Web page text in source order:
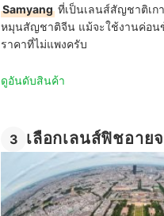
Samyang ที่เป็นเลนส์สัญชาติเก
หมุนสัญชาติจีน แม้จะใช้งานค่อน
ราคาที่ไม่แพงครับ
ดูอันดับสินค้า
3 เลือกเลนส์ฟิชอาย